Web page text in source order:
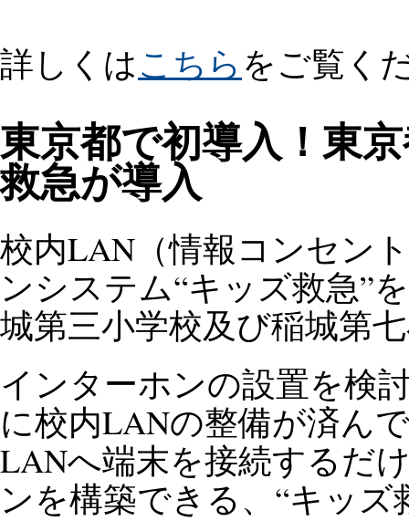
詳しくはこちら をご覧く
東京都で初導入！東
救急が導入
校内LAN（情報コンセン
ンシステム“キッズ救急”
城第三小学校及び稲城第
インターホンの設置を検
に校内LANの整備が済ん
LANへ端末を接続するだ
ンを構築できる、“キッ